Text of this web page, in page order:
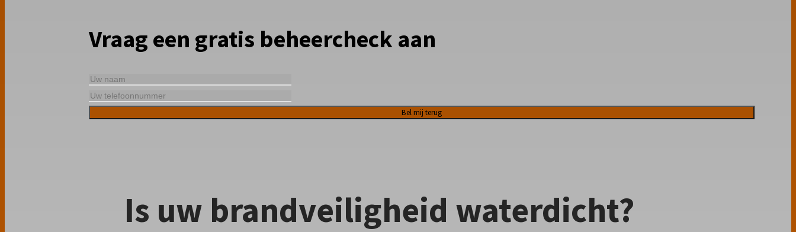
Vraag een gratis beheercheck aan
Is uw brandveiligheid waterdicht?